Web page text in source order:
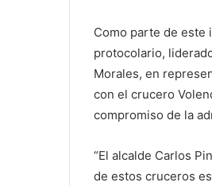
Como parte de este
protocolario,
Morales, en
con el crucero
compromiso de la
“El alcalde Carlos
de estos cruceros